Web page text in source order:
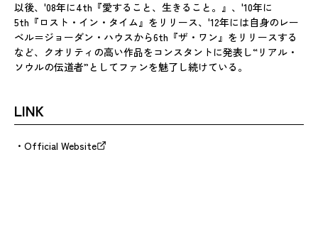
以後、'08年に4th『愛すること、生きること。』、'10年に
5th『ロスト・イン・タイム』をリリース、'12年には自身のレー
ベル＝ジョーダン・ハウスから6th『ザ・ワン』をリリースする
など、クオリティの高い作品をコンスタントに発表し“リアル・
ソウルの伝道者”としてファンを魅了し続けている。
LINK
Official Website